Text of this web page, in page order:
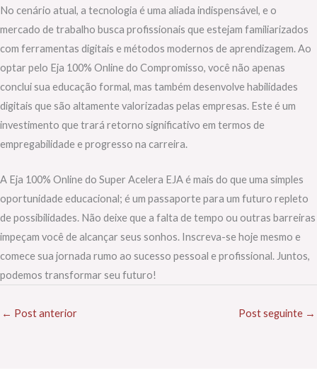
No cenário atual, a tecnologia é uma aliada indispensável, e o
mercado de trabalho busca profissionais que estejam familiarizados
com ferramentas digitais e métodos modernos de aprendizagem. Ao
optar pelo Eja 100% Online do Compromisso, você não apenas
conclui sua educação formal, mas também desenvolve habilidades
digitais que são altamente valorizadas pelas empresas. Este é um
investimento que trará retorno significativo em termos de
empregabilidade e progresso na carreira.
A Eja 100% Online do Super Acelera EJA é mais do que uma simples
oportunidade educacional; é um passaporte para um futuro repleto
de possibilidades. Não deixe que a falta de tempo ou outras barreiras
impeçam você de alcançar seus sonhos. Inscreva-se hoje mesmo e
comece sua jornada rumo ao sucesso pessoal e profissional. Juntos,
podemos transformar seu futuro!
← Post anterior Post seguinte →